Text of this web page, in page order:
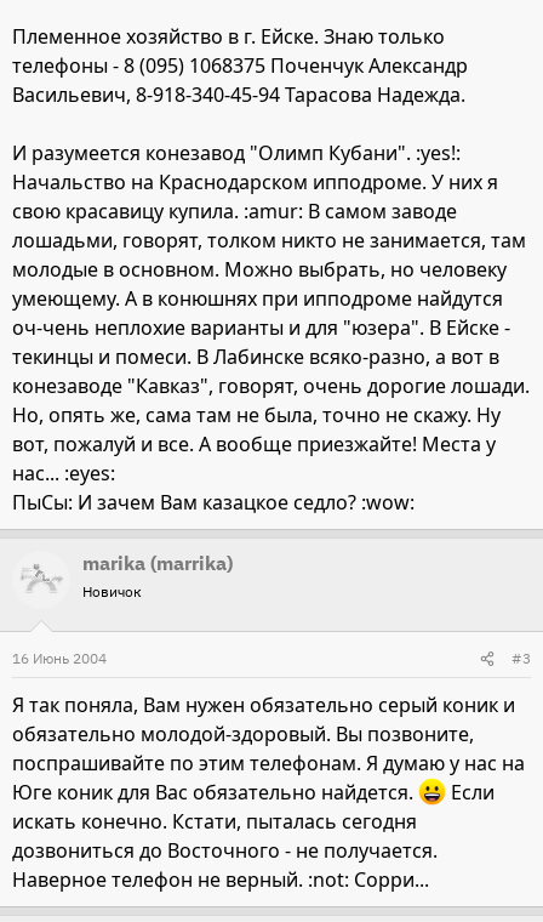
Племенное хозяйство в г. Ейске. Знаю только
телефоны - 8 (095) 1068375 Поченчук Александр
Васильевич, 8-918-340-45-94 Тарасова Надежда.
И разумеется конезавод "Олимп Кубани". :yes!:
Начальство на Краснодарском ипподроме. У них я
свою красавицу купила. :amur: В самом заводе
лошадьми, говорят, толком никто не занимается, там
молодые в основном. Можно выбрать, но человеку
умеющему. А в конюшнях при ипподроме найдутся
оч-чень неплохие варианты и для "юзера". В Ейске -
текинцы и помеси. В Лабинске всяко-разно, а вот в
конезаводе "Кавказ", говорят, очень дорогие лошади.
Но, опять же, сама там не была, точно не скажу. Ну
вот, пожалуй и все. А вообще приезжайте! Места у
нас... :eyes:
ПыСы: И зачем Вам казацкое седло? :wow:
marika (marrika)
Новичок
16 Июнь 2004 #3
Я так поняла, Вам нужен обязательно серый коник и
обязательно молодой-здоровый. Вы позвоните,
поспрашивайте по этим телефонам. Я думаю у нас на
Юге коник для Вас обязательно найдется.
Если
искать конечно. Кстати, пыталась сегодня
дозвониться до Восточного - не получается.
Наверное телефон не верный. :not: Сорри...